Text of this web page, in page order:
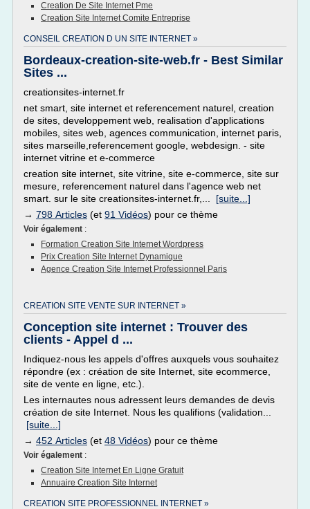
Creation De Site Internet Pme
Creation Site Internet Comite Entreprise
CONSEIL CREATION D UN SITE INTERNET »
Bordeaux-creation-site-web.fr - Best Similar
Sites ...
creationsites-internet.fr
net smart, site internet et referencement naturel, creation
de sites, developpement web, realisation d'applications
mobiles, sites web, agences communication, internet paris,
sites marseille,referencement google, webdesign. - site
internet vitrine et e-commerce
creation site internet, site vitrine, site e-commerce, site sur
mesure, referencement naturel dans l'agence web net
smart. sur le site creationsites-internet.fr,... [suite...]
→ 798 Articles (et 91 Vidéos) pour ce thème
Voir également :
Formation Creation Site Internet Wordpress
Prix Creation Site Internet Dynamique
Agence Creation Site Internet Professionnel Paris
CREATION SITE VENTE SUR INTERNET »
Conception site internet : Trouver des
clients - Appel d ...
Indiquez-nous les appels d'offres auxquels vous souhaitez
répondre (ex : création de site Internet, site ecommerce,
site de vente en ligne, etc.).
Les internautes nous adressent leurs demandes de devis
création de site Internet. Nous les qualifions (validation...
[suite...]
→ 452 Articles (et 48 Vidéos) pour ce thème
Voir également :
Creation Site Internet En Ligne Gratuit
Annuaire Creation Site Internet
CREATION SITE PROFESSIONNEL INTERNET »